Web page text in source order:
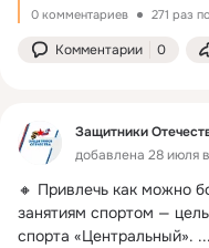
0 комментариев 271 раз
Комментарии 0
Защитники
добавлена 28 июля в
🔸 Привлечь как можно
занятиям спортом —
спорта «Центральный». ...